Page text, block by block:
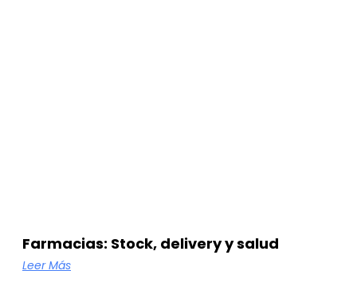
Farmacias: Stock, delivery y salud
Leer Más